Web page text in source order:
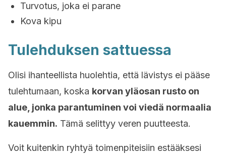
Turvotus, joka ei parane
Kova kipu
Tulehduksen sattuessa
Olisi ihanteellista huolehtia, että lävistys ei pääse
tulehtumaan, koska korvan yläosan rusto on
alue, jonka parantuminen voi viedä normaalia
kauemmin. Tämä selittyy veren puutteesta.
Voit kuitenkin ryhtyä toimenpiteisiin estääksesi